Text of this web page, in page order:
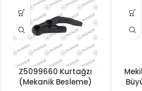
Z5099660 Kurtağzı
(Mekanik Besleme)